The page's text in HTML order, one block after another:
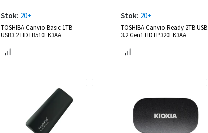
Stok: 20+
TOSHIBA Canvio Basic 1TB
USB3.2 HDTB510EK3AA
Stok: 20+
TOSHIBA Canvio Ready 2TB USB
3.2 Gen1 HDTP320EK3AA